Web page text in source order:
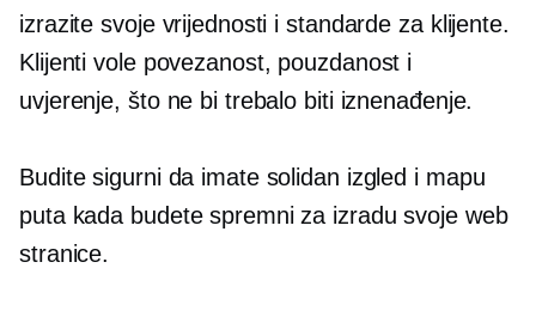
izrazite svoje vrijednosti i standarde za klijente.
Klijenti vole povezanost, pouzdanost i
uvjerenje, što ne bi trebalo biti iznenađenje.
Budite sigurni da imate solidan izgled i mapu
puta kada budete spremni za izradu svoje web
stranice.